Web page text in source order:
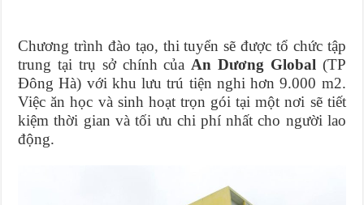
Chương trình đào tạo, thi tuyển sẽ được tổ chức tập
trung tại trụ sở chính của An Dương Global (TP
Đông Hà) với khu lưu trú tiện nghi hơn 9.000 m2.
Việc ăn học và sinh hoạt trọn gói tại một nơi sẽ tiết
kiệm thời gian và tối ưu chi phí nhất cho người lao
động.